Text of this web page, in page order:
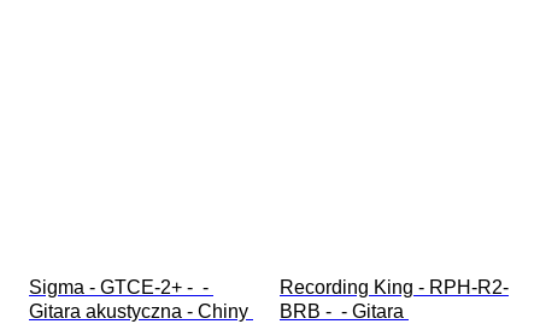
Sigma - GTCE-2+ -  -
Gitara akustyczna - Chiny
Recording King - RPH-R2-
BRB -  - Gitara